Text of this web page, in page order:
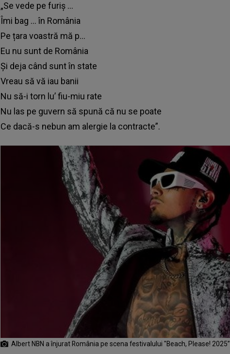
„Se vede pe furiș …
Îmi bag … în România
Pe țara voastră mă p…
Eu nu sunt de România
Și deja când sunt în state
Vreau să vă iau banii
Nu să-i torn lu’ fiu-miu rate
Nu las pe guvern să spună că nu se poate
Ce dacă-s nebun am alergie la contracte”.
Albert NBN a înjurat România pe scena festivalului "Beach, Please! 2025”.